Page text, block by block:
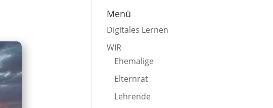
Menü
Digitales Lernen
WIR
Ehemalige
Elternrat
Lehrende